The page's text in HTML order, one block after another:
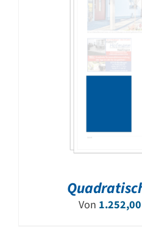
Von 1.252,00